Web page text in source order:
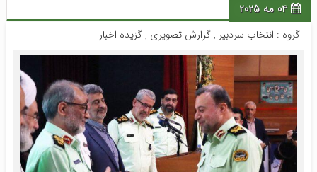
04 مه 2025
گروه : انتخاب سردبیر ,گزارش تصویری ,گزیده اخبار